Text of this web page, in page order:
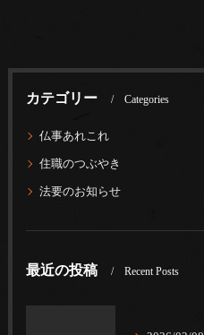
カテゴリー Categories
仏事あれこれ
住職のつぶやき
法要のお知らせ
最近の投稿 Recent Posts